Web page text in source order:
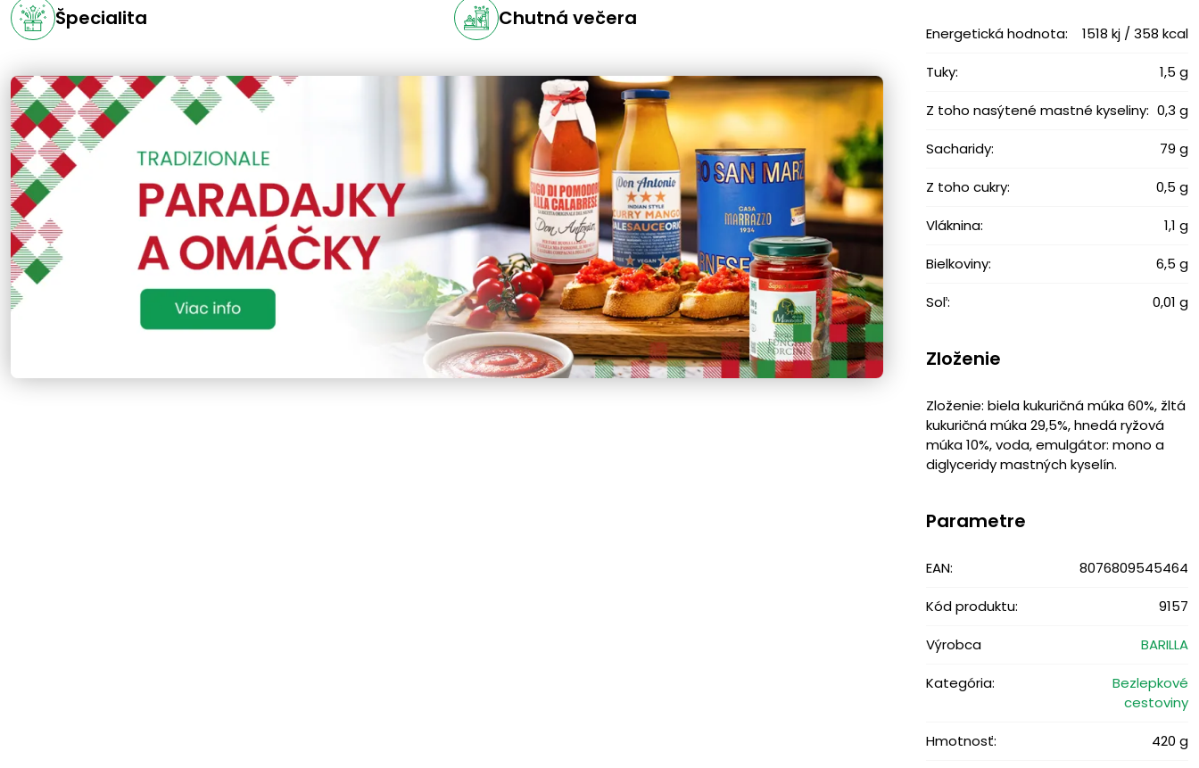
Špecialita Chutná večera
Energetická hodnota: 1518 kj / 358 kcal
Tuky: 1,5 g
Z toho nasýtené mastné kyseliny: 0,3 g
Sacharidy: 79 g
Z toho cukry: 0,5 g
Vláknina: 1,1 g
Bielkoviny: 6,5 g
Soľ: 0,01 g
Zloženie
Zloženie: biela kukuričná múka 60%, žltá
kukuričná múka 29,5%, hnedá ryžová
múka 10%, voda, emulgátor: mono a
diglyceridy mastných kyselín.
Parametre
EAN: 8076809545464
Kód produktu: 9157
Výrobca BARILLA
Kategória:
Bezlepkové
cestoviny
Hmotnosť: 420 g